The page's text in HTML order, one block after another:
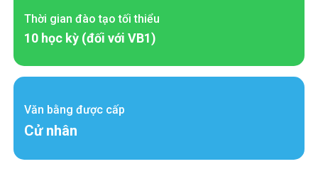
Thời gian đào tạo tối thiểu
10 học kỳ‎ (đối với VB1)
Văn bằng được cấp
Cử nhân